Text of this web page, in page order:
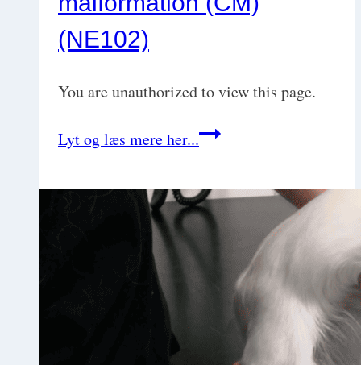
(NE102)
You are unauthorized to view this page.
Lyt og læs mere her...Syringomyeli
Chiari-
like
malformation
(NE102)